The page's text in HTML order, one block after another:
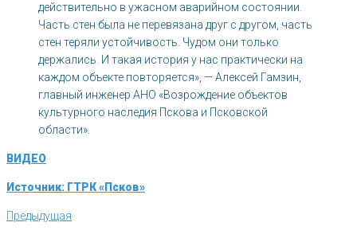
действительно в ужасном аварийном состоянии.
Часть стен была не перевязана друг с другом, часть
стен теряли устойчивость. Чудом они только
держались. И такая история у нас практически на
каждом объекте повторяется», — Алексей Гамзин,
главный инженер АНО «Возрождение объектов
культурного наследия Пскова и Псковской
области».
ВИДЕО
Источник: ГТРК «Псков»
Навигация
по
Предыдущая
Предыдущая